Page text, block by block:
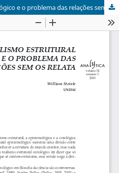
O Realismo estrutural ontológico e o problema das relações sem os relata